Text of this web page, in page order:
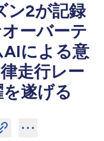
ン2が記録
ーバーテ
による意
走行レー
遂げる